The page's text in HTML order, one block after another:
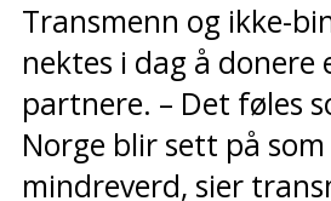
Transmenn og ikke-
nektes i dag å donere
partnere. – Det føles
Norge blir sett på
mindreverd, sier